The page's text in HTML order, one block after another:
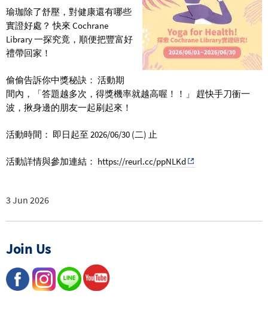
瑜珈除了舒壓，對健康還有哪些
實證好處？ 快來 Cochrane
Library 一探究竟，順便把豐富好
禮帶回家！
偷偷告訴你中獎秘訣： 活動期
間內，「答題越多次，得獎機率就越高喔！！」 趕快手刀衝一
波，揪身邊的朋友一起刷起來！
活動時間： 即日起至 2026/06/30 (二) 止
活動詳情與參加連結： https://reurl.cc/ppNLKd
3 Jun 2026
Join Us